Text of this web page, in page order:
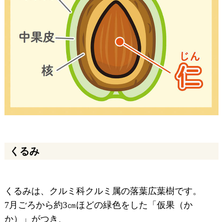
くるみ
くるみは、クルミ科クルミ属の落葉広葉樹です。
7月ごろから約3㎝ほどの緑色をした「仮果（か
か）」がつき、